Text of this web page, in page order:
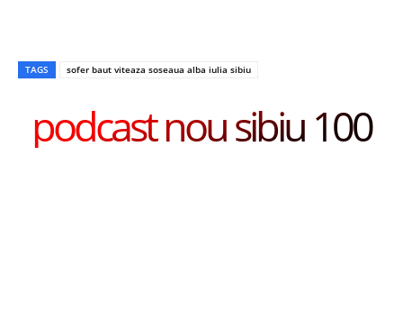
TAGS sofer baut viteaza soseaua alba iulia sibiu
podcast nou sibiu 100